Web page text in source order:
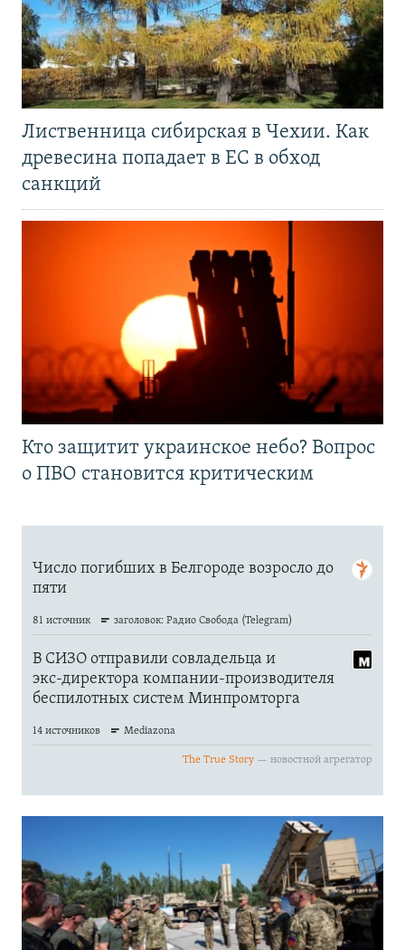
Лиственница сибирская в Чехии. Как
древесина попадает в ЕС в обход
санкций
Кто защитит украинское небо? Вопрос
о ПВО становится критическим